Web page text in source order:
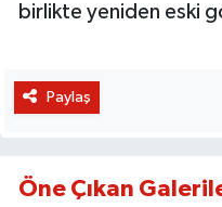
birlikte yeniden eski
Paylaş
Öne Çıkan